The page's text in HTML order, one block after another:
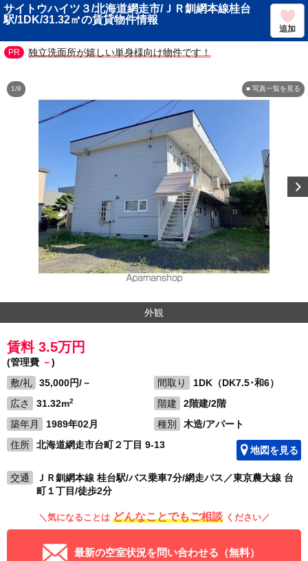
サイトウハイツ３/北海道網走市/ＪＲ釧網本線桂台
駅/1DK/31.32㎡の賃貸物件情報
追加
独立洗面所が嬉しい単身様向け物件です！
■ 写真一覧を見る
1/8
外観
賃料 3.5万円
(管理費 －)
敷/礼
35,000円/－ 間取り
1DK（DK7.5･和6）
広さ
31.32m2 階建
2階建/2階
築年月
1989年02月 種別
木造/アパート
住所
北海道網走市台町２丁目 9-13 地図を見る
交通
ＪＲ釧網本線 桂台駅/バス乗車7分/網走バス／東京農大線 台
町１丁目/徒歩2分
＼気になることは どんなことでもご相談 ください／
最新の空室状況を問い合わせる（無料）